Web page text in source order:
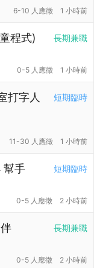
6-10 人應徵 1 小時前
長期兼職
程式)
0-5 人應徵 1 小時前
短期臨時
打字人
11-30 人應徵 1 小時前
短期臨時
幫手
0-5 人應徵 2 小時前
長期兼職
0-5 人應徵 2 小時前